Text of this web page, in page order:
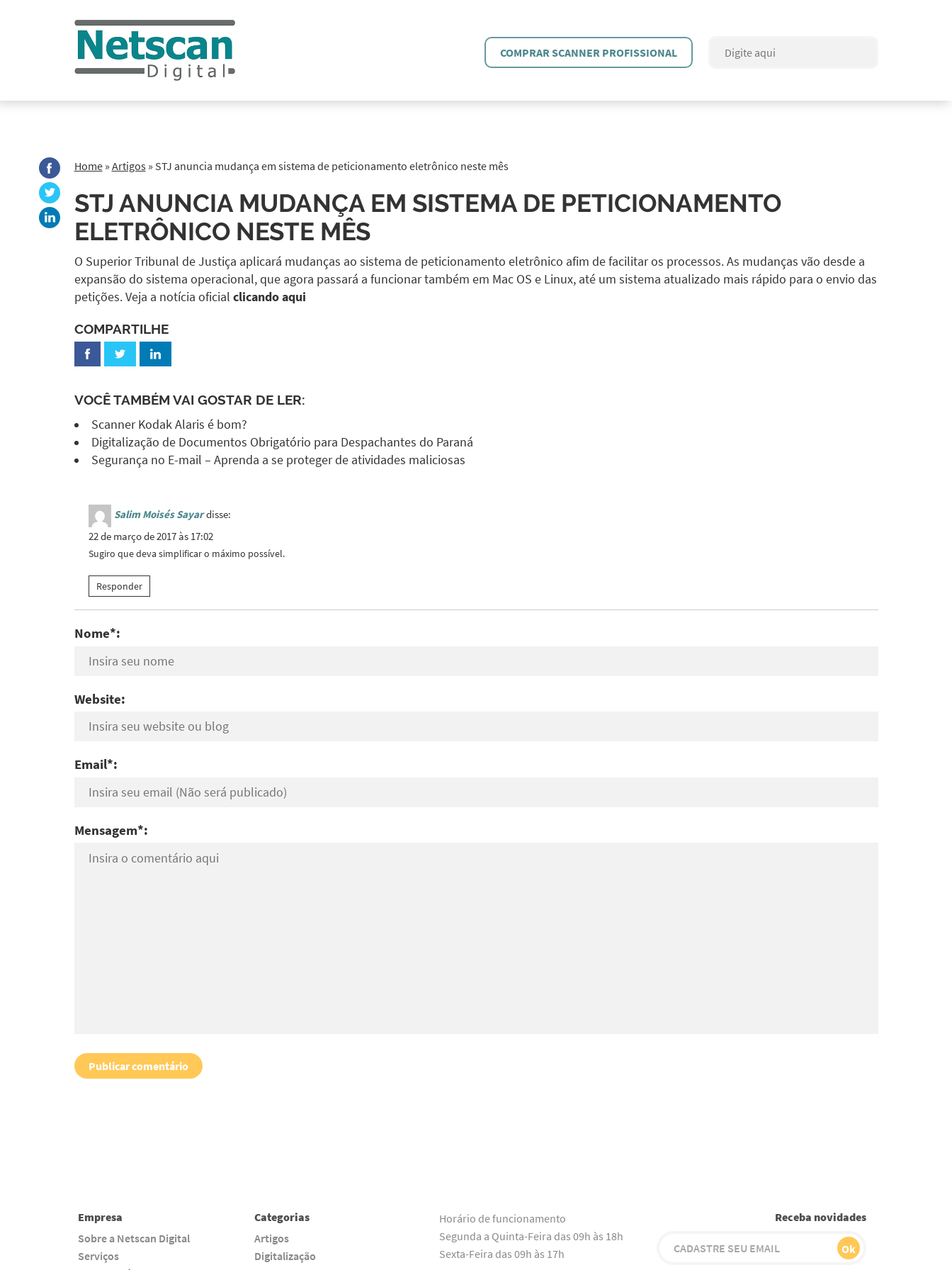
COMPRAR SCANNER PROFISSIONAL
Home» Artigos» STJ anuncia mudança em sistema de peticionamento eletrônico neste mês
STJ ANUNCIA MUDANÇA EM SISTEMA DE PETICIONAMENTO
ELETRÔNICO NESTE MÊS
O Superior Tribunal de Justiça aplicará mudanças ao sistema de peticionamento eletrônico afim de facilitar os processos. As mudanças vão desde a
expansão do sistema operacional, que agora passará a funcionar também em Mac OS e Linux, até um sistema atualizado mais rápido para o envio das
petições. Veja a notícia oficial clicando aqui
COMPARTILHE
VOCÊ TAMBÉM VAI GOSTAR DE LER:
Scanner Kodak Alaris é bom?
Digitalização de Documentos Obrigatório para Despachantes do Paraná
Segurança no E-mail – Aprenda a se proteger de atividades maliciosas
Salim Moisés Sayar disse:
22 de março de 2017 às 17:02
Sugiro que deva simplificar o máximo possível.
Responder
Nome*:
Website:
Email*:
Mensagem*:
Empresa
Sobre a Netscan Digital
Serviços
Categorias
Artigos
Digitalização
Horário de funcionamento
Segunda a Quinta-Feira das 09h às 18h
Sexta-Feira das 09h às 17h
Receba novidades